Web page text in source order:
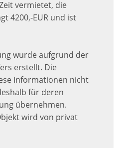
vermietet, die
4200,-EUR und ist
wurde aufgrund der
erstellt. Die
Informationen nicht
für deren
übernehmen.
wird von privat